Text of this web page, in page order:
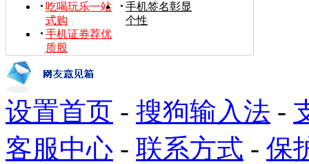
吃喝玩乐一站
式购
手机签名彰显
个性
手机证券荐优
质股
设置首页 - 搜狗输入法 -
客服中心 - 联系方式 - 保